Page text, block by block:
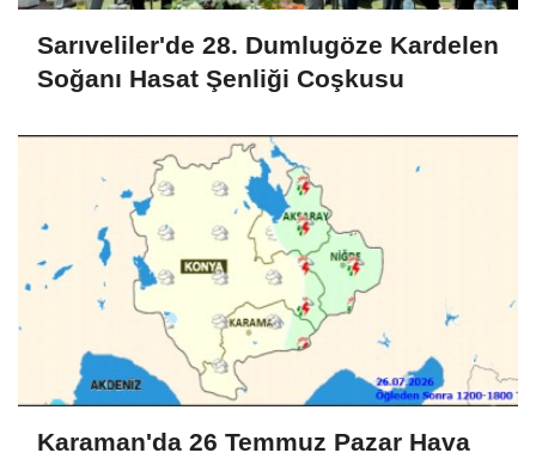
Sarıveliler'de 28. Dumlugöze Kardelen
Soğanı Hasat Şenliği Coşkusu
Karaman'da 26 Temmuz Pazar Hava